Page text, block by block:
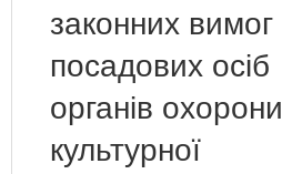
законних вимог
посадових осіб
органів охорони
культурної